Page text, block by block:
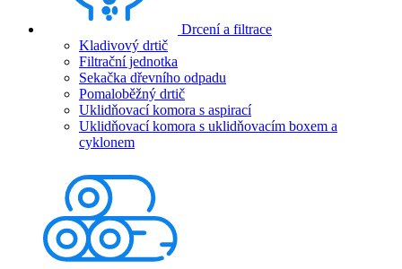
Drcení a filtrace
Kladivový drtič
Filtrační jednotka
Sekačka dřevního odpadu
Pomaloběžný drtič
Uklidňovací komora s aspirací
Uklidňovací komora s uklidňovacím boxem a
cyklonem